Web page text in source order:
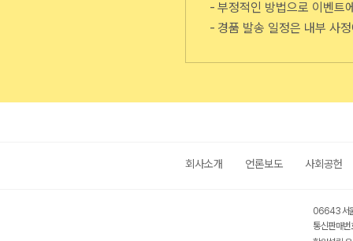
부정적인 방법으로 이벤트
경품 발송 일정은 내부 사
회사소개 언론보도 사회공헌
06643 서
통신판매